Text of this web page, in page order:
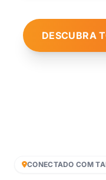
DESCUBRA
CONECTADO COM